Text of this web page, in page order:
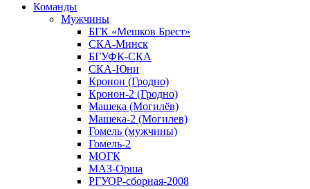
Команды
Мужчины
БГК «Мешков Брест»
СКА-Минск
БГУФК-СКА
СКА-Юни
Кронон (Гродно)
Кронон-2 (Гродно)
Машека (Могилёв)
Машека-2 (Могилев)
Гомель (мужчины)
Гомель-2
МОГК
МАЗ-Орша
РГУОР-сборная-2008